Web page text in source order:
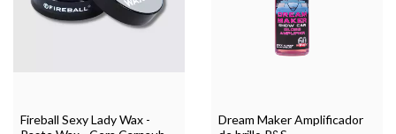
Fireball Sexy Lady Wax -
Dream Maker Amplificador